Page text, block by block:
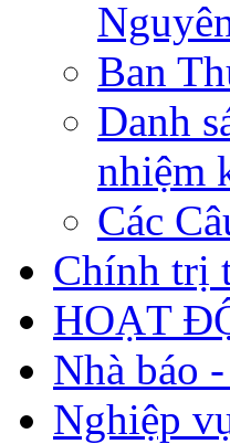
Ban
Danh
nhiệm
Các
Chính trị
HOẠT
Nhà báo
Nghiệp